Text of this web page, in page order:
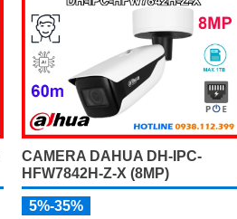
CAMERA DAHUA DH-IPC-
HFW7842H-Z-X (8MP)
5%-35%